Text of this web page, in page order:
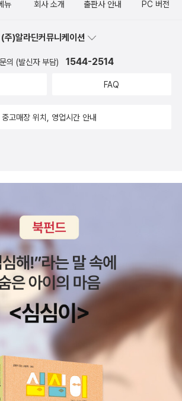
뉴 회사 소개 출판사 안내 PC 버전
(주)알라딘커뮤니케이션
의 (발신자 부담) 1544-2514
FAQ
중고매장 위치, 영업시간 안내